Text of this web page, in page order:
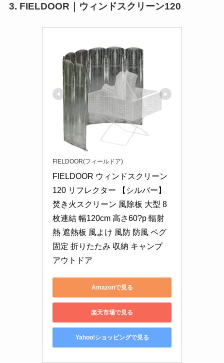
3. FIELDOOR｜ウィンドスクリーン120
FIELDOOR(フィールドア)
FIELDOOR ウィンドスクリーン
120 リフレクター 【シルバー】
焚き火スクリーン 風除板 大型 8
枚連結 幅120cm 高さ60?p 輻射
熱 遮熱板 風よけ 風防 防風 ペグ
固定 折りたたみ 収納 キャンプ
アウトドア
Amazonで見る
楽天市場で見る
Yahoo!ショッピングで見る